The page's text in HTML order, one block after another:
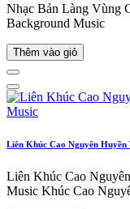
Nhạc Bản Làng Vùng
Background Music
Thêm vào giỏ
Liên Khúc Cao Nguyên Huyền
Liên Khúc Cao
Music Khúc Cao